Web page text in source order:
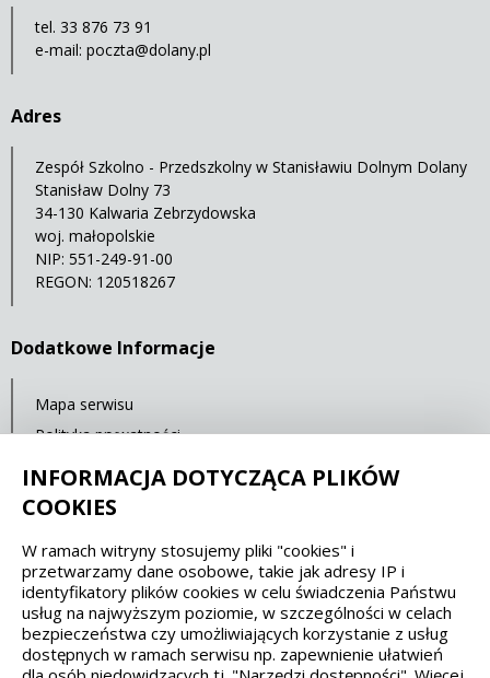
tel. 33 876 73 91
e-mail: poczta@dolany.pl
Adres
Zespół Szkolno - Przedszkolny w Stanisławiu Dolnym Dolany
Stanisław Dolny 73
34-130 Kalwaria Zebrzydowska
woj. małopolskie
NIP: 551-249-91-00
REGON: 120518267
Dodatkowe Informacje
Mapa serwisu
Polityka prywatności
Deklaracja dostępności
Spełniamy standardy dostępności oraz W3C
WCAG 2.1 SECTION 508 EAA/EN 301549
IS 5568
INFORMACJA DOTYCZĄCA PLIKÓW
COOKIES
W ramach witryny stosujemy pliki "cookies" i
przetwarzamy dane osobowe, takie jak adresy IP i
identyfikatory plików cookies w celu świadczenia Państwu
usług na najwyższym poziomie, w szczególności w celach
bezpieczeństwa czy umożliwiających korzystanie z usług
dostępnych w ramach serwisu np. zapewnienie ułatwień